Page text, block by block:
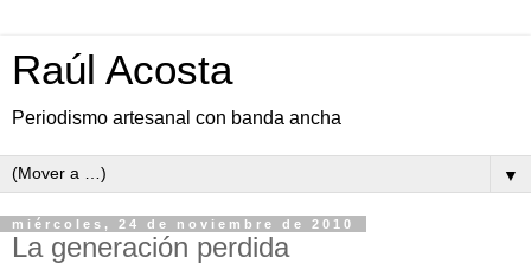
Raúl Acosta
Periodismo artesanal con banda ancha
▼
miércoles, 24 de noviembre de 2010
La generación perdida